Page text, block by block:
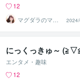
12
マグダラのマリ
ア✝️
にっくっきゅ～
エンタメ・趣味
12